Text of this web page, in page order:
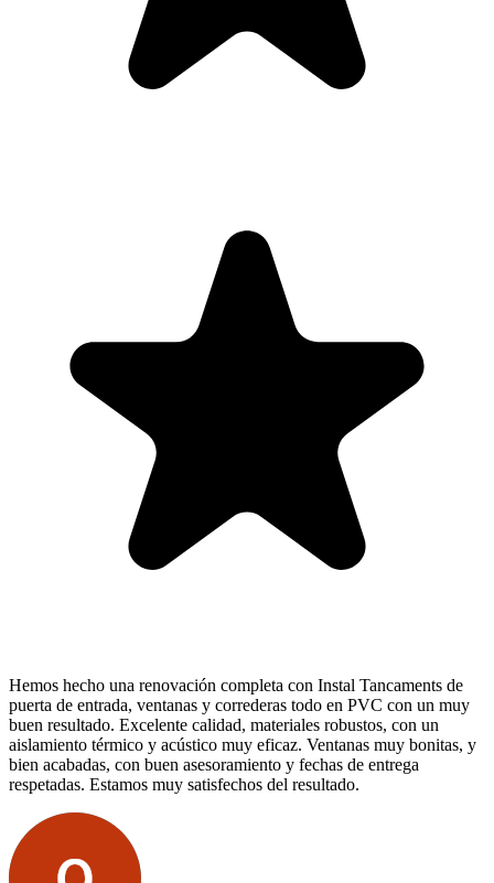
Hemos hecho una renovación completa con Instal Tancaments de
puerta de entrada, ventanas y correderas todo en PVC con un muy
buen resultado. Excelente calidad, materiales robustos, con un
aislamiento térmico y acústico muy eficaz. Ventanas muy bonitas, y
bien acabadas, con buen asesoramiento y fechas de entrega
respetadas. Estamos muy satisfechos del resultado.